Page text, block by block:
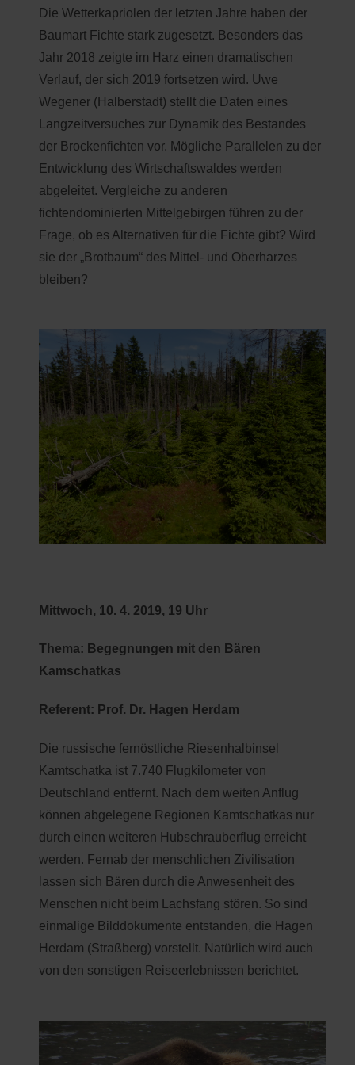
Die Wetterkapriolen der letzten Jahre haben der
Baumart Fichte stark zugesetzt. Besonders das
Jahr 2018 zeigte im Harz einen dramatischen
Verlauf, der sich 2019 fortsetzen wird. Uwe
Wegener (Halberstadt) stellt die Daten eines
Langzeitversuches zur Dynamik des Bestandes
der Brockenfichten vor. Mögliche Parallelen zu der
Entwicklung des Wirtschaftswaldes werden
abgeleitet. Vergleiche zu anderen
fichtendominierten Mittelgebirgen führen zu der
Frage, ob es Alternativen für die Fichte gibt? Wird
sie der „Brotbaum“ des Mittel- und Oberharzes
bleiben?
Mittwoch, 10. 4. 2019, 19 Uhr
Thema: Begegnungen mit den Bären
Kamschatkas
Referent: Prof. Dr. Hagen Herdam
Die russische fernöstliche Riesenhalbinsel
Kamtschatka ist 7.740 Flugkilometer von
Deutschland entfernt. Nach dem weiten Anflug
können abgelegene Regionen Kamtschatkas nur
durch einen weiteren Hubschrauberflug erreicht
werden. Fernab der menschlichen Zivilisation
lassen sich Bären durch die Anwesenheit des
Menschen nicht beim Lachsfang stören. So sind
einmalige Bilddokumente entstanden, die Hagen
Herdam (Straßberg) vorstellt. Natürlich wird auch
von den sonstigen Reiseerlebnissen berichtet.